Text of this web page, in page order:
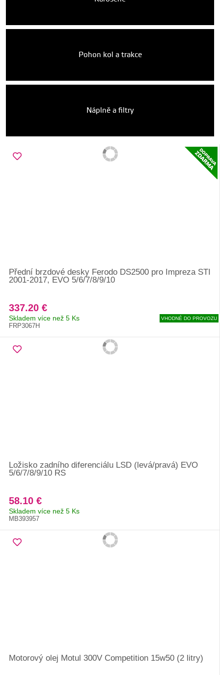
Pohon kol a trakce
Náplně a filtry
Přední brzdové desky Ferodo DS2500 pro Impreza STI
2001-2017, EVO 5/6/7/8/9/10
337.20 €
Skladem více než 5 Ks
FRP3067H
VHODNÉ DO PROVOZU
Ložisko zadního diferenciálu LSD (levá/pravá) EVO
5/6/7/8/9/10 RS
58.10 €
Skladem více než 5 Ks
MB393957
Motorový olej Motul 300V Competition 15w50 (2 litry)